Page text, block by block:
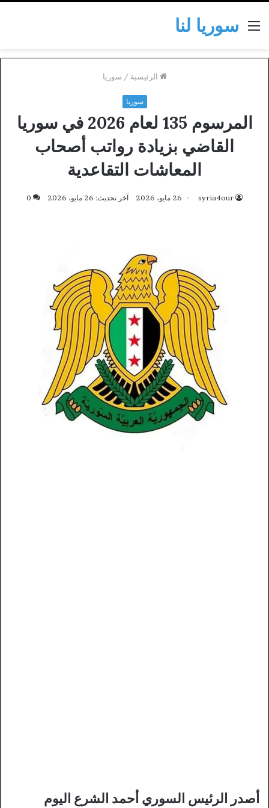
سوريا لناالقائمة
الرئيسية / سوريا
سوريا
المرسوم 135 لعام 2026 في سوريا
القاضي بزيادة رواتب أصحاب
المعاشات التقاعدية
syria4our 26 مايو، 2026 آخر تحديث: 26 مايو، 2026 0
أصدر الرئيس السوري أحمد الشرع اليوم